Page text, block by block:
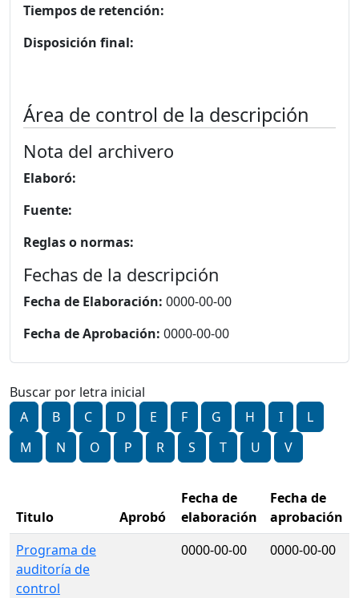
Tiempos de retención:
Disposición final:
Área de control de la descripción
Nota del archivero
Elaboró:
Fuente:
Reglas o normas:
Fechas de la descripción
Fecha de Elaboración: 0000-00-00
Fecha de Aprobación: 0000-00-00
Buscar por letra inicial
A
B C D E F G H I
L
M
N O P R S T U V
Titulo Aprobó
Fecha de
elaboración
Fecha de
aprobación
Programa de
auditoría de
control
0000-00-00 0000-00-00